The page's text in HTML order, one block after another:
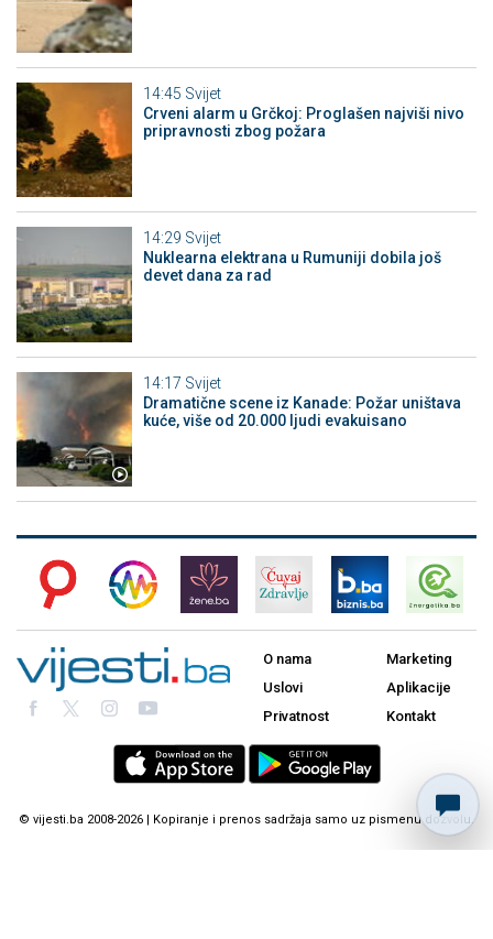
14:45 Svijet
Crveni alarm u Grčkoj: Proglašen najviši nivo
pripravnosti zbog požara
14:29 Svijet
Nuklearna elektrana u Rumuniji dobila još
devet dana za rad
14:17 Svijet
Dramatične scene iz Kanade: Požar uništava
kuće, više od 20.000 ljudi evakuisano
O nama
Uslovi
Privatnost
Marketing
Aplikacije
Kontakt
© vijesti.ba 2008-2026 | Kopiranje i prenos sadržaja samo uz pismenu dozvolu.